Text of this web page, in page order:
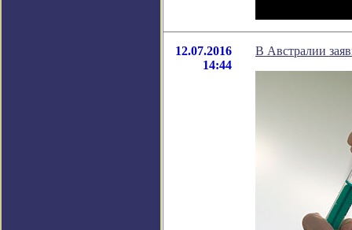
12.07.2016
14:44
В Австралии